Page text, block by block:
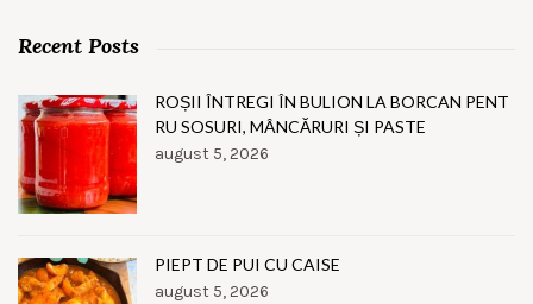
Recent Posts
ROȘII ÎNTREGI ÎN BULION LA BORCAN PENT
RU SOSURI, MÂNCĂRURI ȘI PASTE
august 5, 2026
PIEPT DE PUI CU CAISE
august 5, 2026